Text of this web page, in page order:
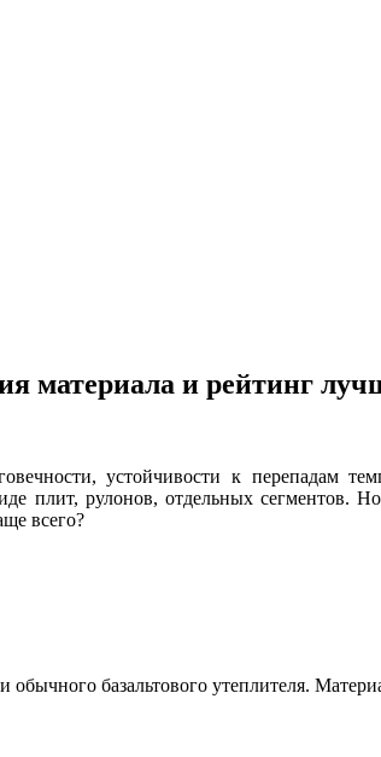
материала и рейтинг
устойчивости к перепадам
плит, рулонов, отдельных сегментов.
всего?
обычного базальтового утеплителя.